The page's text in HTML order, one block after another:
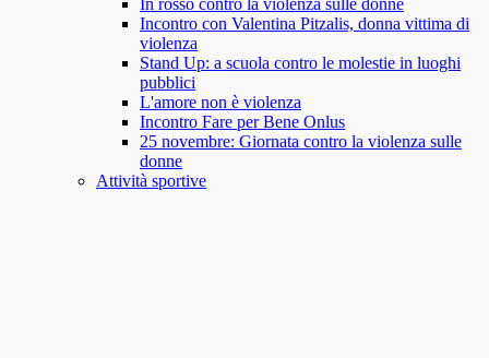
In rosso contro la violenza sulle donne
Incontro con Valentina Pitzalis, donna vittima di
violenza
Stand Up: a scuola contro le molestie in luoghi
pubblici
L'amore non è violenza
Incontro Fare per Bene Onlus
25 novembre: Giornata contro la violenza sulle
donne
Attività sportive